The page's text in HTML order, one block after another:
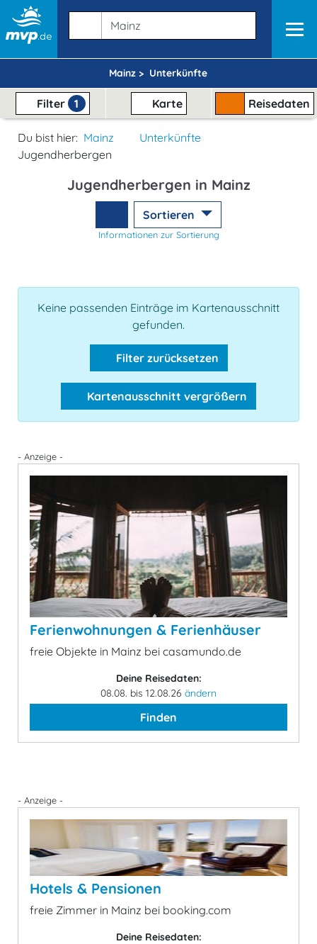
Mainz > Unterkünfte
Filter 1 Karte Reisedaten
Du bist hier: Mainz
Unterkünfte
Jugendherbergen
Jugendherbergen in Mainz
Sortieren
Informationen zur Sortierung
Keine passenden Einträge im Kartenausschnitt
gefunden.
Filter zurücksetzen
Kartenausschnitt vergrößern
- Anzeige -
Ferienwohnungen & Ferienhäuser
freie Objekte in Mainz bei casamundo.de
Deine Reisedaten:
08.08. bis 12.08.26 ändern
Finden
- Anzeige -
Hotels & Pensionen
freie Zimmer in Mainz bei booking.com
Deine Reisedaten: